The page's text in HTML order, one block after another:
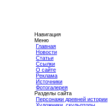
Навигация
Меню
Главная
Новости
Статьи
Ссылки
О сайте
Реклама
Источники
Фотогалерея
Разделы сайта
Персонажи древней истории